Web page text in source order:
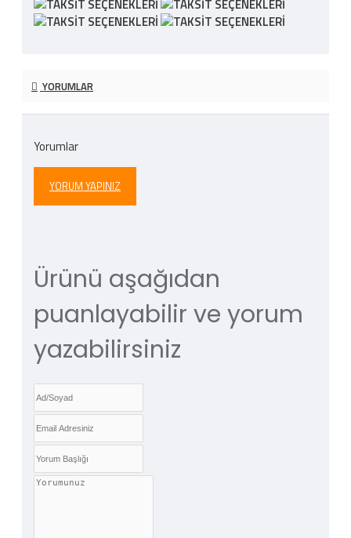
YORUMLAR
Yorumlar
YORUM YAPINIZ
Ürünü aşağıdan
puanlayabilir ve yorum
yazabilirsiniz